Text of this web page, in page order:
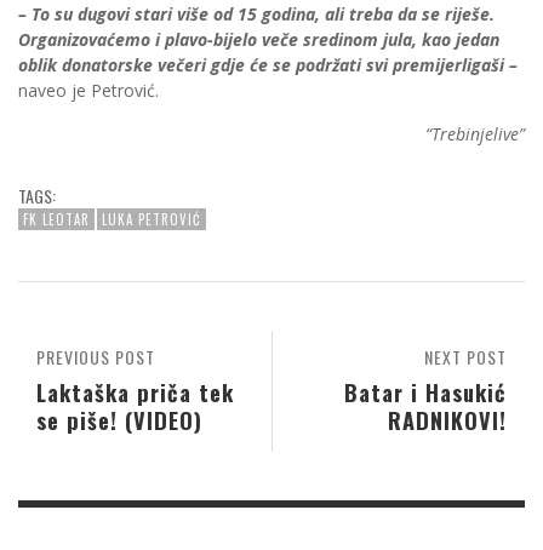
– To su dugovi stari više od 15 godina, ali treba da se riješe.
Organizovaćemo i plavo-bijelo veče sredinom jula, kao jedan
oblik donatorske večeri gdje će se podržati svi premijerligaši –
naveo je Petrović.
“Trebinjelive”
TAGS:
FK LEOTAR LUKA PETROVIĆ
NEXT POST
Batar i Hasukić
RADNIKOVI!
PREVIOUS POST
Laktаška priča tek
se piše! (VIDEO)